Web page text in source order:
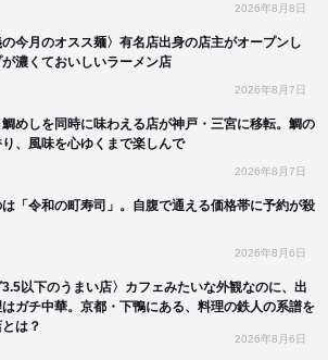
2026年8月8日
の今月のオスス麺〉有名店出身の店主がオープンし
濃くておいしいラーメン店
2026年8月7日
めしを同時に味わえる店が神戸・三宮に移転。鯛の
り、風味を心ゆくまで楽しんで
2026年8月7日
「令和の町寿司」。自腹で通える価格帯に予約が殺
2026年8月6日
3.5以下のうまい店〉カフェみたいな外観なのに、出
ガチ中華。京都・下鴨にある、料理の鉄人の系譜を
は？
2026年8月6日